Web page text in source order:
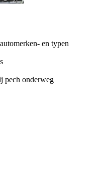
en typen
pech onderweg